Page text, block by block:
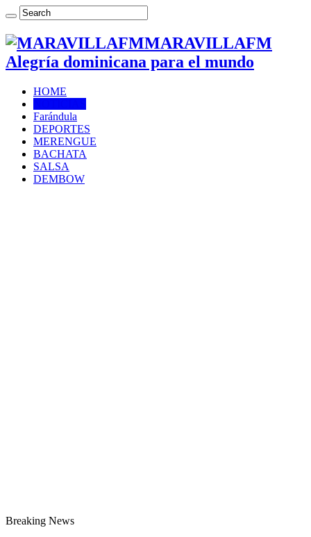
MARAVILLAFM
Alegría dominicana para el mundo
HOME
Farándula
DEPORTES
MERENGUE
BACHATA
SALSA
DEMBOW
Breaking News